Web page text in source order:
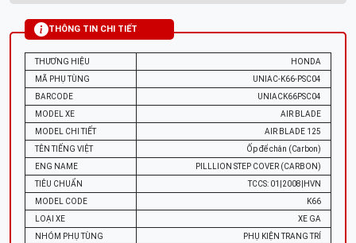
THÔNG TIN CHI TIẾT
THƯƠNG HIỆU
HONDA
MÃ PHỤ TÙNG
UNIAC-K66-PSC04
BARCODE
UNIACK66PSC04
MODEL XE
AIR BLADE
MODEL CHI TIẾT
AIR BLADE 125
TÊN TIẾNG VIỆT
Ốp để chân (Carbon)
ENG NAME
PILLLION STEP COVER (CARBON)
TIÊU CHUẨN
TCCS: 01|2008|HVN
MODEL CODE
K66
LOẠI XE
XE GA
NHÓM PHỤ TÙNG
PHỤ KIỆN TRANG TRÍ